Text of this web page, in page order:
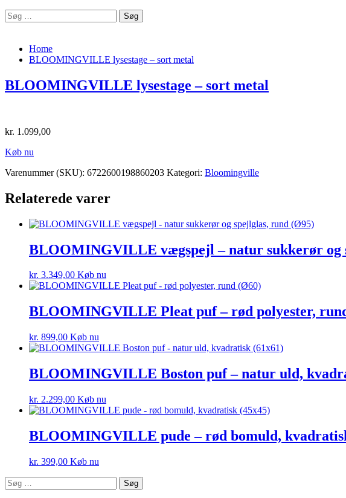
Søg
efter:
Home
BLOOMINGVILLE lysestage – sort metal
BLOOMINGVILLE lysestage – sort metal
kr. 1.099,00
Køb nu
Varenummer (SKU): 6722600198860203 Kategori: Bloomingville
Relaterede varer
BLOOMINGVILLE vægspejl – natur sukkerør og
kr. 3.349,00 Køb nu
BLOOMINGVILLE Pleat puf – rød polyester,
kr. 899,00 Køb nu
BLOOMINGVILLE Boston puf – natur uld,
kr. 2.299,00 Køb nu
BLOOMINGVILLE pude – rød bomuld,
kr. 399,00 Køb nu
Søg
efter: